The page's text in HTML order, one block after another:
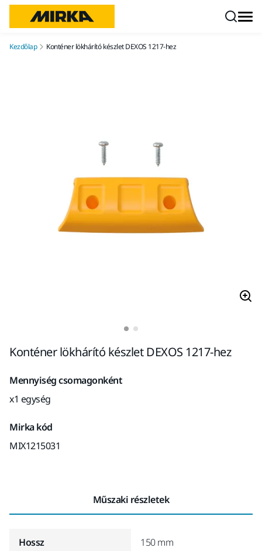
Kezdőlap Konténer lökhárító készlet DEXOS 1217-hez
Konténer lökhárító készlet DEXOS 1217-hez
Mennyiség csomagonként
x1 egység
Mirka kód
MIX1215031
Műszaki részletek
Hossz 150 mm